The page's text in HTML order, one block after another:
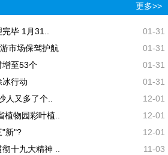
更多>>
完毕 1月31..
01-31
市场保驾护航
01-31
增至53个
01-31
冰行动
01-31
人又多了个..
12-01
植物园彩叶植..
12-01
"新"?
12-01
十九大精神 ..
11-03